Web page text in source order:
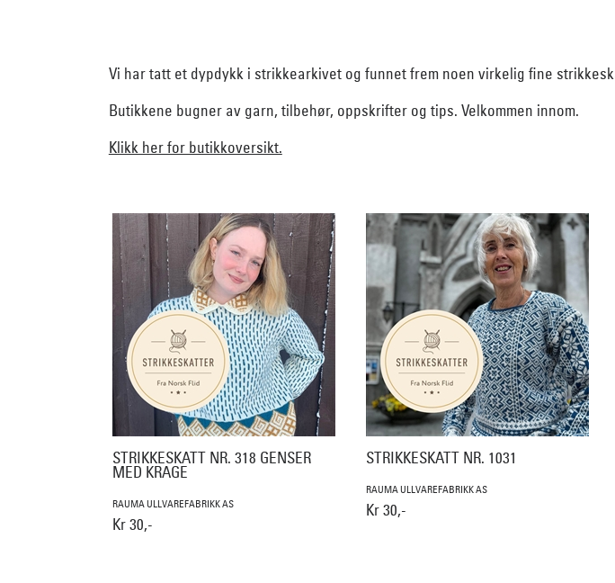
Vi har tatt et dypdykk i strikkearkivet og funnet frem noen virkelig fine
Butikkene bugner av garn, tilbehør, oppskrifter og tips. Velkommen innom.
Klikk her for butikkoversikt.
STRIKKESKATT NR. 318 GENSER
MED KRAGE
RAUMA ULLVAREFABRIKK AS
Kr 30,-
STRIKKESKATT NR. 1031
RAUMA ULLVAREFABRIKK AS
Kr 30,-